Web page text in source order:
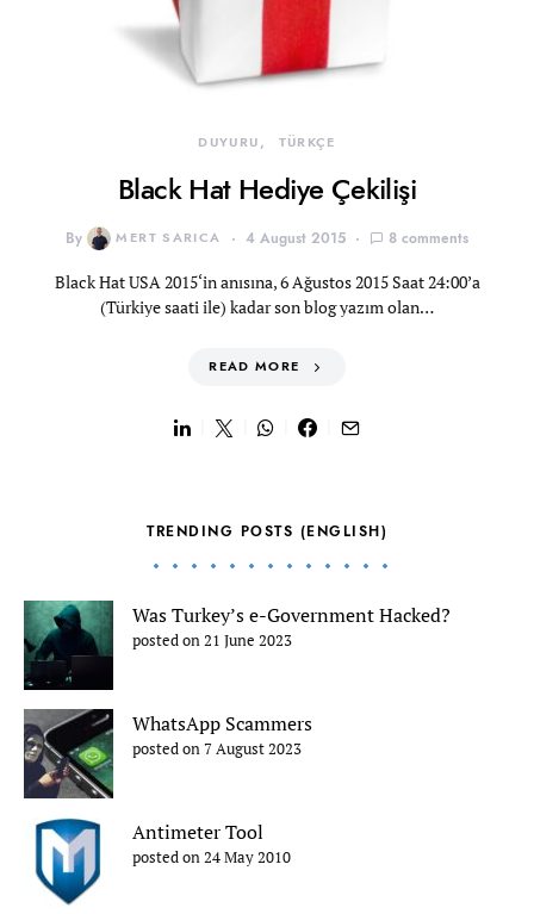
DUYURU TÜRKÇE
Black Hat Hediye Çekilişi
By MERT SARICA 4 August 2015 8 comments
Black Hat USA 2015‘in anısına, 6 Ağustos 2015 Saat 24:00’a
(Türkiye saati ile) kadar son blog yazım olan…
READ MORE
TRENDING POSTS (ENGLISH)
Was Turkey’s e-Government Hacked?
posted on 21 June 2023
WhatsApp Scammers
posted on 7 August 2023
Antimeter Tool
posted on 24 May 2010